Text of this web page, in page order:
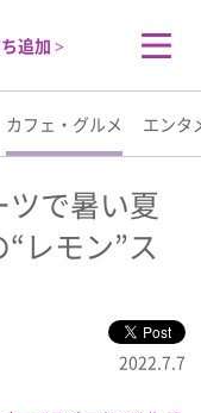
追加 >
カフェ・グルメ エンタ
で暑い夏
レモン”ス
2022.7.7